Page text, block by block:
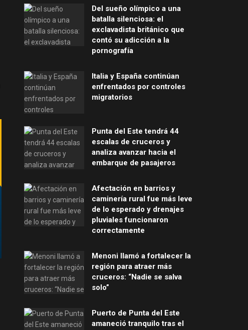
Del sueño olímpico a una
batalla silenciosa: el
exclavadista británico que
contó su adicción a la
pornografía
Italia y España continúan
enfrentados por controles
migratorios
Punta del Este tendrá 44
escalas de cruceros y
analiza avanzar hacia el
embarque de pasajeros
Afectación en barrios y
caminería rural fue más leve
de lo esperado y drenajes
pluviales funcionaron
correctamente
Menoni llamó a fortalecer la
región para atraer más
cruceros: “Nadie se salva
solo”
Puerto de Punta del Este
amaneció tranquilo tras el